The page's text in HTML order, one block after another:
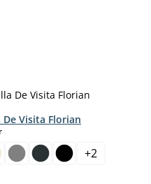
De Visita Florian
select
+2